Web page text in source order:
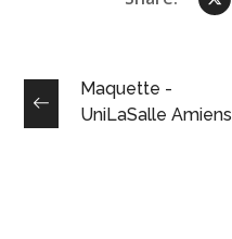
Maquette -
UniLaSalle Amiens